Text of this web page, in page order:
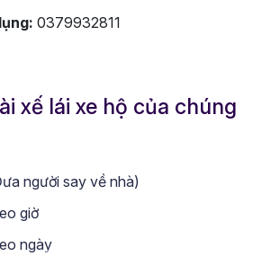
0379932811
xế lái xe hộ của chúng
người say về nhà)
giờ
ngày